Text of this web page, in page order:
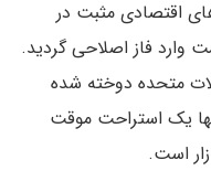
اقتصادی مثبت در
وارد فاز اصلاحی گردید.
متحده دوخته شده
یک استراحت موقت
است.